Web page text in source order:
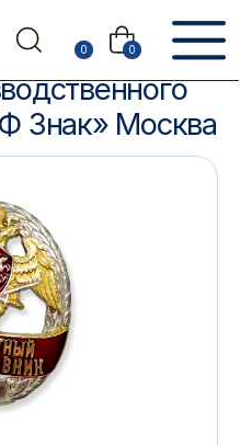
0
Новости
Москва